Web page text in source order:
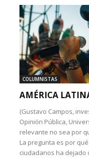
COLUMNISTAS
AMÉRICA
(Gustavo Campos,
Opinión Pública,
relevante no sea por
La pregunta es por
ciudadanos ha dejado